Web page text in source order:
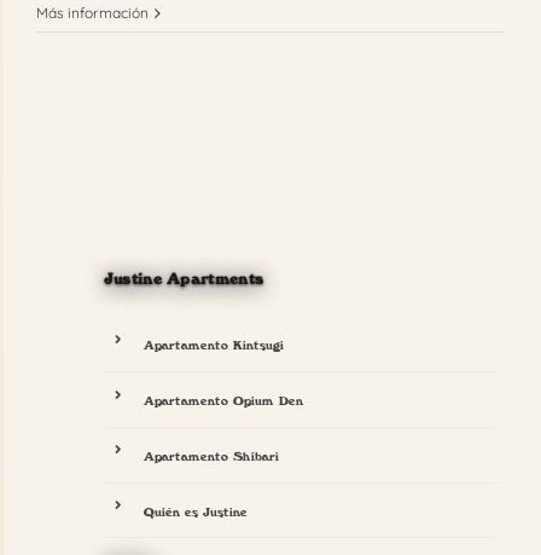
Más información
Justine Apartments
Apartamento Kintsugi
Apartamento Opium Den
Apartamento Shibari
Quién es Justine